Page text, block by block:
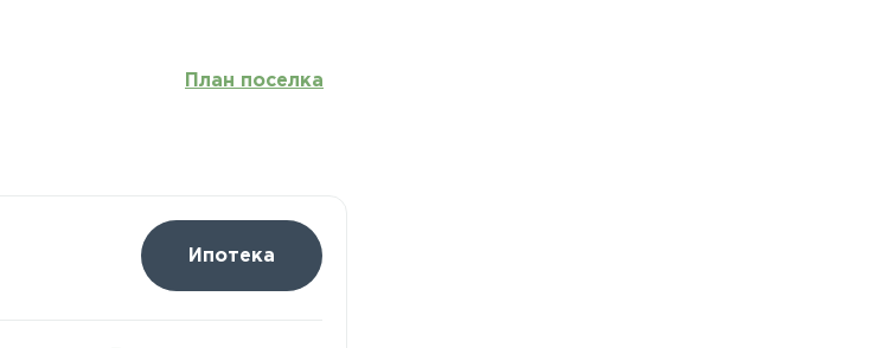
План поселка
Ипотека